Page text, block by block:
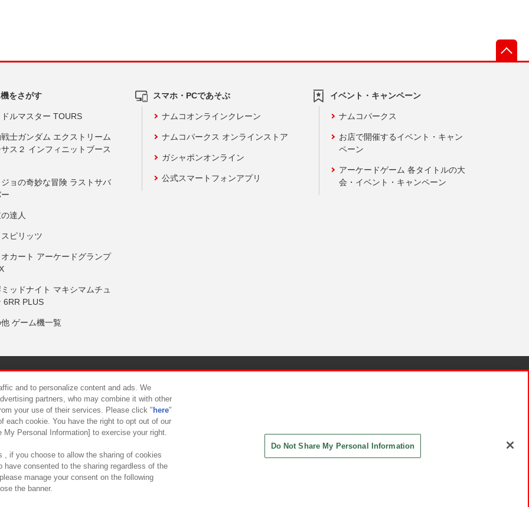
をさがす
ルマスター TOURS
士ガンダム エクストリーム
ス２ インフィニットブース
ョの奇妙な冒険 ラストサバ
達人
ピリッツ
カート アーケードグランプ
ッドナイト マキシマムチュ
6RR PLUS
ゲーム機一覧
スマホ・PCであそぶ
ナムコオンラインクレーン
ナムコパークス オンラインストア
ガシャポンオンライン
公式スマートフォンアプリ
イベント・キャンペーン
ナムコパークス
お店で開催するイベント・キャン
ペーン
アーケードゲーム 各タイトルの大
会・イベント・キャンペーン
について カスタマーハラスメント対応方針
and to personalize content and ads. We
partners, who may combine it with other
your use of their services. Please click " here"
each cookie. You have the right to opt out of our
Personal Information] to exercise your right.
, if you choose to allow the sharing of cookies
have consented to the sharing regardless of the
manage your consent on the following
the banner.
Do Not Share My Personal Information